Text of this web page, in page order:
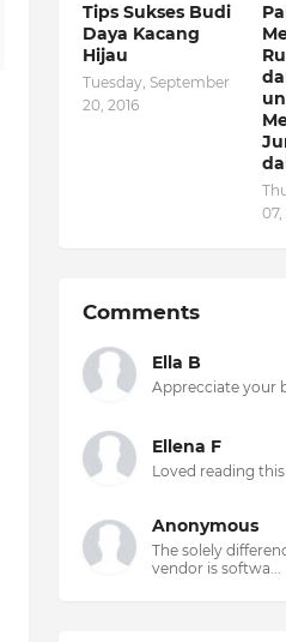
Tips Sukses Budi
Daya Kacang
Hijau
Tuesday, September
20, 2016
07,
Comments
Ella B
Apprecciate your
Ellena F
Loved reading
Anonymous
The solely
vendor is softwa...